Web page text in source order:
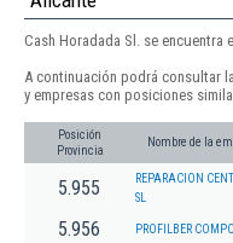
Cash Horadada Sl. se encuentra
A continuación podrá consultar
y empresas con posiciones
Posición
Provincia
Nombre de la
5.955
REPARACION
SL
5.956 PROFILBER